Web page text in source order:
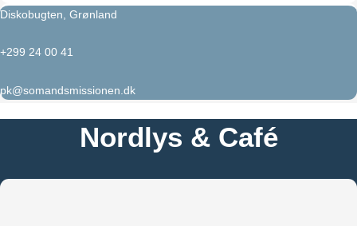
Diskobugten, Grønland
+299 24 00 41
pk@somandsmissionen.dk
Nordlys & Café